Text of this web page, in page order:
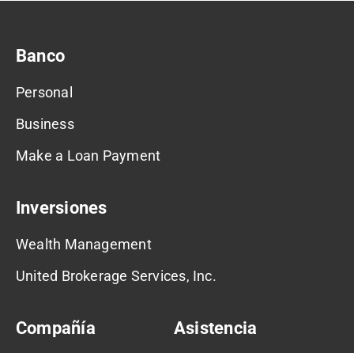
Banco
Personal
Business
Make a Loan Payment
Inversiones
Wealth Management
United Brokerage Services, Inc.
Compañía Asistencia